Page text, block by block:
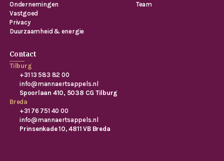
Ondernemingen
Vastgoed
Privacy
Duurzaamheid & energie
Team
Contact
Tilburg
+31 13 583 82 00
info@mannaertsappels.nl
Spoorlaan 410, 5038 CG Tilburg
Breda
+31 76 751 40 00
info@mannaertsappels.nl
Prinsenkade 10, 4811 VB Breda